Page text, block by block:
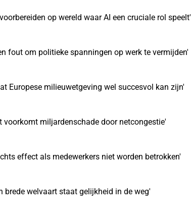
op wereld waar AI een cruciale rol speelt'
fout om politieke spanningen op werk te vermijden'
Europese milieuwetgeving wel succesvol kan zijn'
voorkomt miljardenschade door netcongestie'
effect als medewerkers niet worden betrokken'
brede welvaart staat gelijkheid in de weg'